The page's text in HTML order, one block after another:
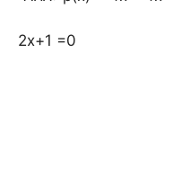
2x+1 =0